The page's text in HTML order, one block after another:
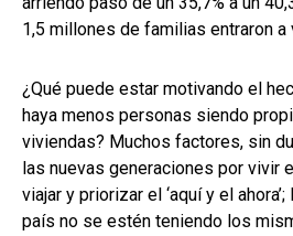
1,5 millones de familias entraron a
¿Qué puede estar motivando el
haya menos personas siendo
viviendas? Muchos factores, sin
las nuevas generaciones por vivir
viajar y priorizar el ‘aquí y el
país no se estén teniendo los